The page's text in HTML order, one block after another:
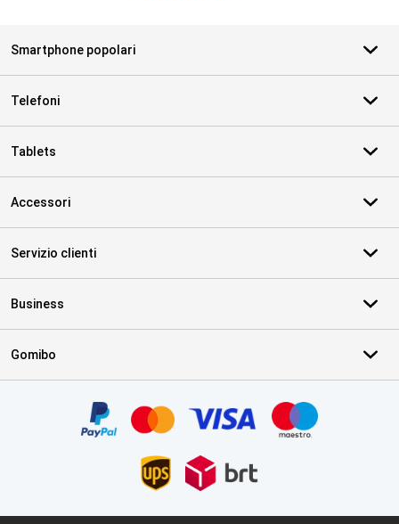
Smartphone popolari
Telefoni
Tablets
Accessori
Servizio clienti
Business
Gomibo